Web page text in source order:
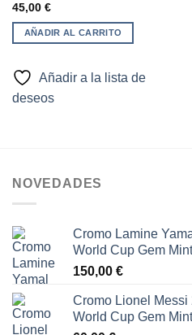
45,00 €
AÑADIR AL CARRITO
Añadir a la lista de
deseos
NOVEDADES
Cromo Lamine
World Cup Gem
150,00 €
Cromo Lionel
World Cup Gem